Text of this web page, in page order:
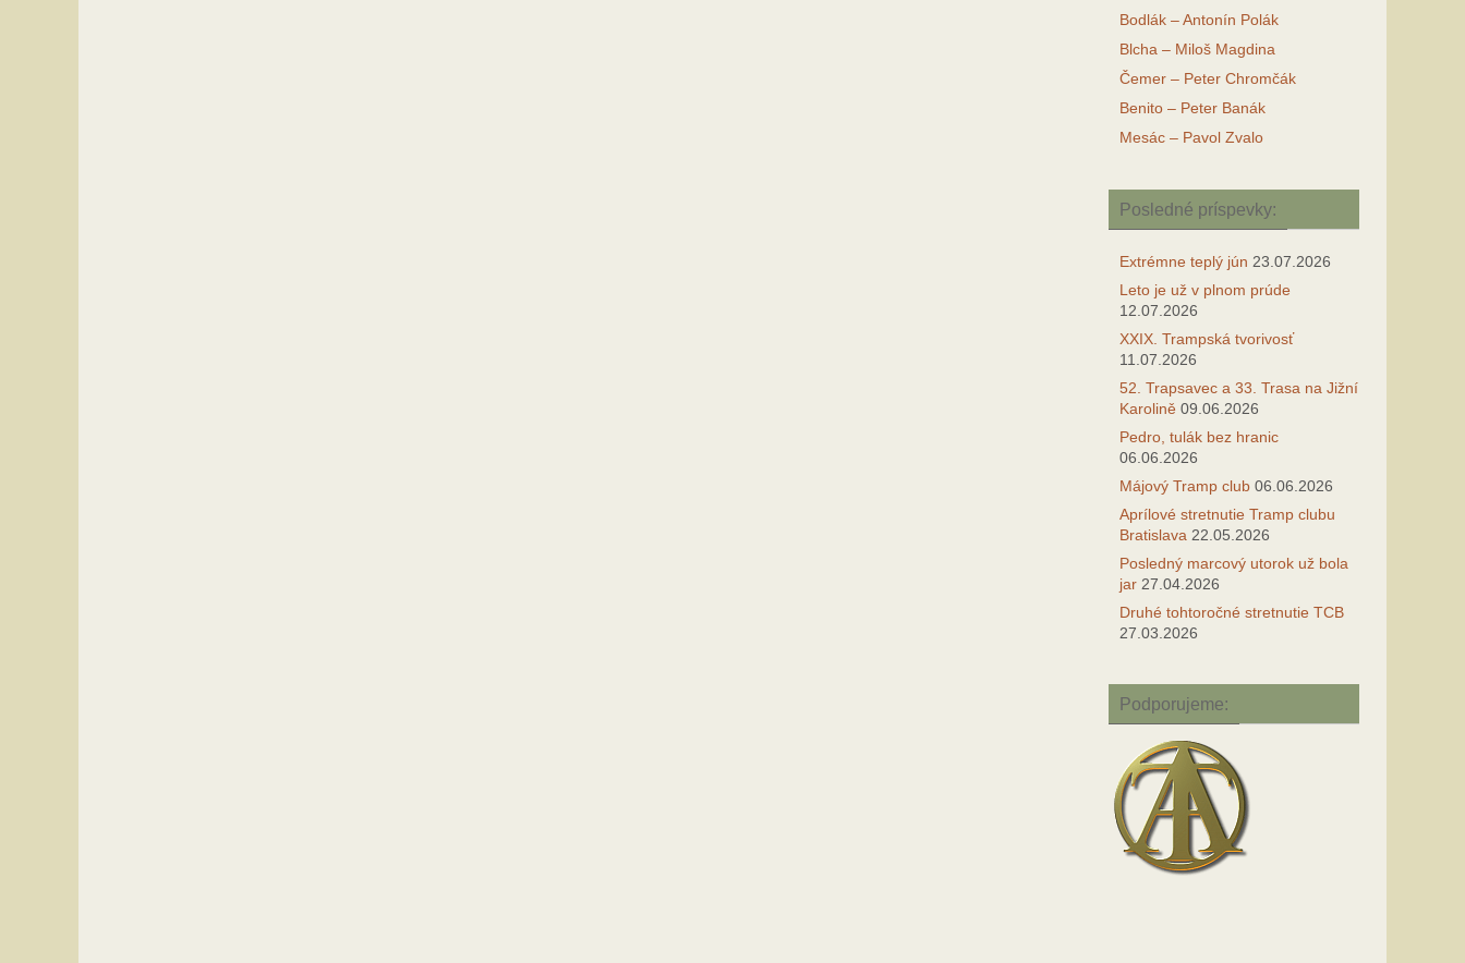
Bodlák – Antonín Polák
Blcha – Miloš Magdina
Čemer – Peter Chromčák
Benito – Peter Banák
Mesác – Pavol Zvalo
Posledné príspevky:
Extrémne teplý jún 23.07.2026
Leto je už v plnom prúde
12.07.2026
XXIX. Trampská tvorivosť
11.07.2026
52. Trapsavec a 33. Trasa na Jižní
Karolině 09.06.2026
Pedro, tulák bez hranic
06.06.2026
Májový Tramp club 06.06.2026
Aprílové stretnutie Tramp clubu
Bratislava 22.05.2026
Posledný marcový utorok už bola
jar 27.04.2026
Druhé tohtoročné stretnutie TCB
27.03.2026
Podporujeme: